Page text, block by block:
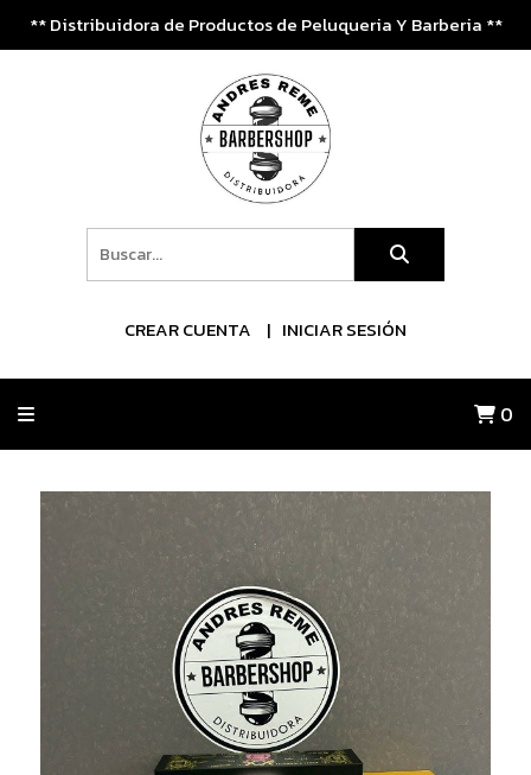
** Distribuidora de Productos de Peluqueria Y Barberia **
CREAR CUENTA INICIAR SESIÓN
0